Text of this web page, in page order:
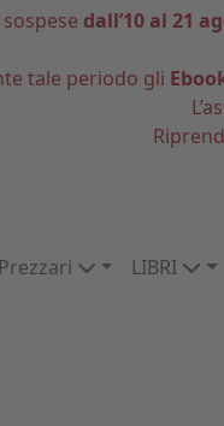
dall’10 al 21
tale periodo gli
Prezzari LIBRI